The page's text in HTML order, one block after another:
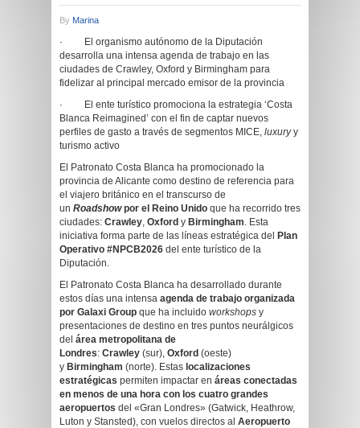
By Marina
· El organismo autónomo de la Diputación
desarrolla una intensa agenda de trabajo en las
ciudades de Crawley, Oxford y Birmingham para
fidelizar al principal mercado emisor de la provincia
· El ente turístico promociona la estrategia ‘Costa
Blanca Reimagined’ con el fin de captar nuevos
perfiles de gasto a través de segmentos MICE, luxuryy
turismo activo
El Patronato Costa Blanca ha promocionado la
provincia de Alicante como destino de referencia para
el viajero británico en el transcurso de
un Roadshowpor el Reino Unido que ha recorrido tres
ciudades: Crawley, Oxford y Birmingham. Esta
iniciativa forma parte de las líneas estratégica del
Plan
Operativo #NPCB2026 del ente turístico de la
Diputación.
El Patronato Costa Blanca ha desarrollado durante
estos días una intensa agenda de trabajo organizada
por Galaxi Group que ha incluido workshops y
presentaciones de destino en tres puntos neurálgicos
del área metropolitana de
Londres: Crawley (sur), Oxford (oeste)
y Birmingham (norte). Estas localizaciones
estratégicas permiten impactar en áreas conectadas
en menos de una hora con los cuatro grandes
aeropuertos del «Gran Londres» (Gatwick, Heathrow,
Luton y Stansted), con vuelos directos al Aeropuerto